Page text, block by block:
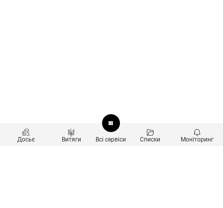
Досьє Витяги Всі сервіси Списки Моніторинг